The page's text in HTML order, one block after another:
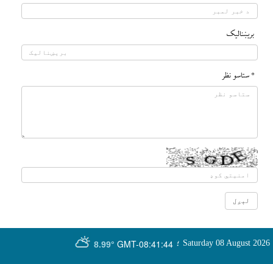
بريښناليک
* ستاسو نظر
GMT-08:41:44
8.99° Saturday 08 August 2026 ؛